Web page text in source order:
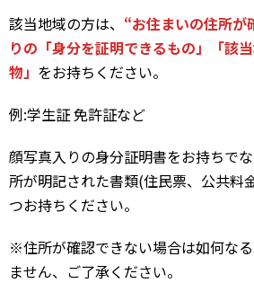
該当地域の方は、 “お住まいの住所が
りの「身分を証明できるもの」「該
物」 をお持ちください。
例:学生証 免許証など
顔写真入りの身分証明書をお持ちで
所が明記された書類(住民票、公共料
つお持ちください。
※住所が確認できない場合は如何な
ません、ご了承ください。